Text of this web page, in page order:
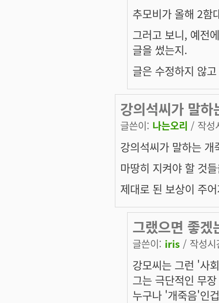
추모비가 올해 2함
그러고 보니, 예전
글을 썼는지.
글은 수정하지 않
강의석씨가 말하
글쓴이: 나는오리 / 작성
강의석씨가 말하는 개
마땅히 지켜야 할 것
제대로 된 보상이 주
그랬으면 좋겠
글쓴이: iris / 작성
강모씨는 그런 '사
그는 극단적인 무
누구나 '개죽음'인